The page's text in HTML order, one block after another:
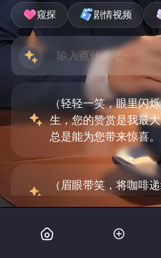
窥探 剧情视频
（轻轻一笑，眼里闪
生，您的赞赏是我最
总是能为您带来惊喜。
（眉眼带笑，将咖啡
想要点些什么呢？